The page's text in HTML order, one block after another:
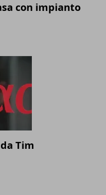
con impianto
Tim